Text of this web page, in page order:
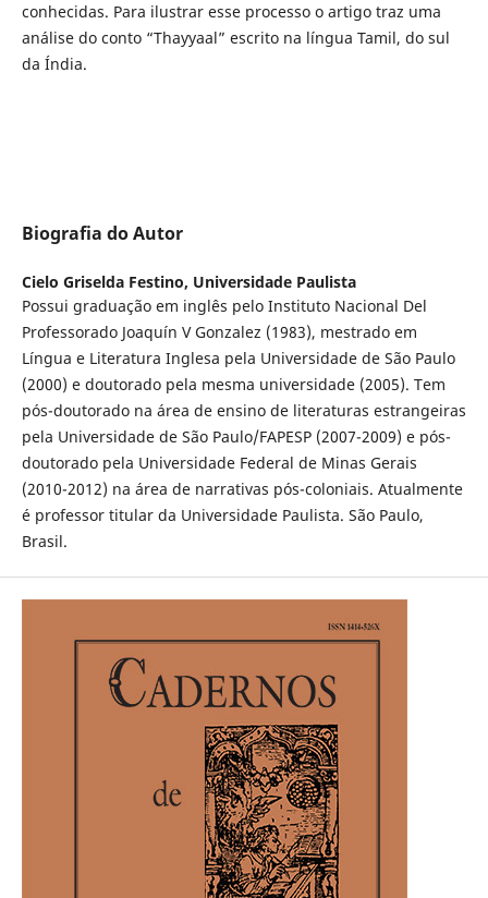
conhecidas. Para ilustrar esse processo o artigo traz uma
análise do conto “Thayyaal” escrito na língua Tamil, do sul
da Índia.
Biografia do Autor
Cielo Griselda Festino, Universidade Paulista
Possui graduação em inglês pelo Instituto Nacional Del
Professorado Joaquín V Gonzalez (1983), mestrado em
Língua e Literatura Inglesa pela Universidade de São Paulo
(2000) e doutorado pela mesma universidade (2005). Tem
pós-doutorado na área de ensino de literaturas estrangeiras
pela Universidade de São Paulo/FAPESP (2007-2009) e pós-
doutorado pela Universidade Federal de Minas Gerais
(2010-2012) na área de narrativas pós-coloniais. Atualmente
é professor titular da Universidade Paulista. São Paulo,
Brasil.